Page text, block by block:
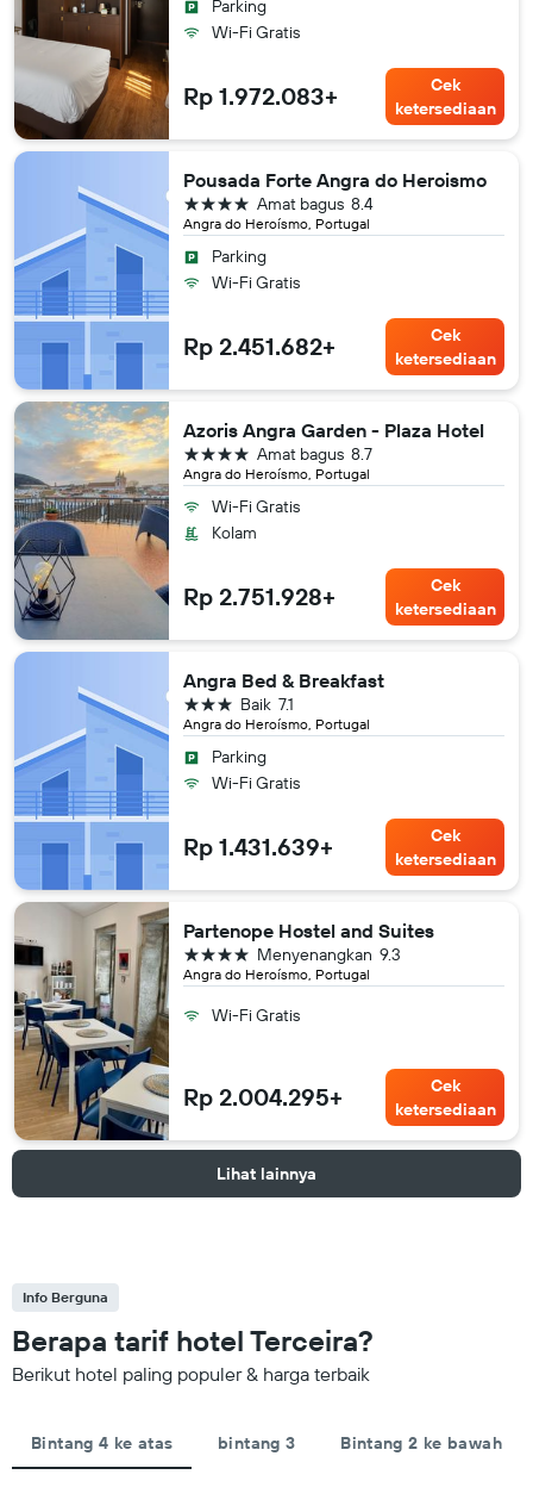
Parking
Wi-Fi Gratis
Rp 1.972.083+
Cek
ketersediaan
Pousada Forte Angra do Heroismo
Angra do Heroísmo, Portugal
8.4
Amat bagus
bintang 4
Parking
Wi-Fi Gratis
Rp 2.451.682+
Cek
ketersediaan
Azoris Angra Garden - Plaza Hotel
Angra do Heroísmo, Portugal
8.7
Amat bagus
bintang 4
Wi-Fi Gratis
Kolam
Rp 2.751.928+
Cek
ketersediaan
Angra Bed & Breakfast
Angra do Heroísmo, Portugal
7.1
Baik
bintang 3
Parking
Wi-Fi Gratis
Rp 1.431.639+
Cek
ketersediaan
Partenope Hostel and Suites
Angra do Heroísmo, Portugal
9.3
Menyenangkan
bintang 4
Wi-Fi Gratis
Rp 2.004.295+
Cek
ketersediaan
Lihat lainnya
Info Berguna
Berapa tarif hotel Terceira?
Berikut hotel paling populer & harga terbaik
Bintang 4 ke atas bintang 3 Bintang 2 ke bawah